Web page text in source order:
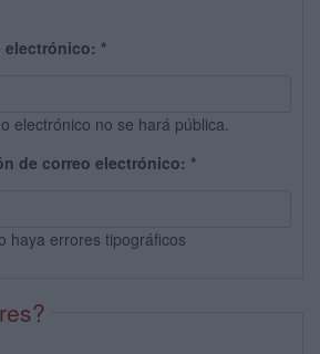
electrónico: *
electrónico no se hará pública.
de correo electrónico: *
haya errores tipográficos